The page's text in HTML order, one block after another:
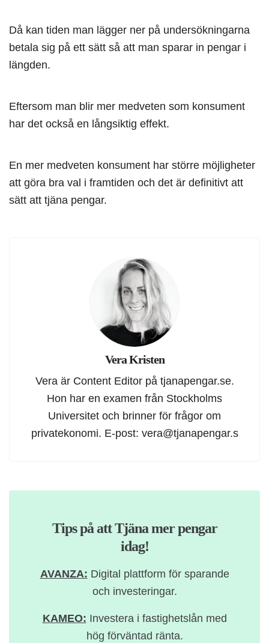
Då kan tiden man lägger ner på undersökningarna
betala sig på ett sätt så att man sparar in pengar i
längden.
Eftersom man blir mer medveten som konsument
har det också en långsiktig effekt.
En mer medveten konsument har större möjligheter
att göra bra val i framtiden och det är definitivt att
sätt att tjäna pengar.
Vera Kristen
Vera är Content Editor på tjanapengar.se.
Hon har en examen från Stockholms
Universitet och brinner för frågor om
privatekonomi. E-post: vera@tjanapengar.s
Tips på att Tjäna mer pengar
idag!
AVANZA: Digital plattform för sparande
och investeringar.
KAMEO: Investera i fastighetslån med
hög förväntad ränta.